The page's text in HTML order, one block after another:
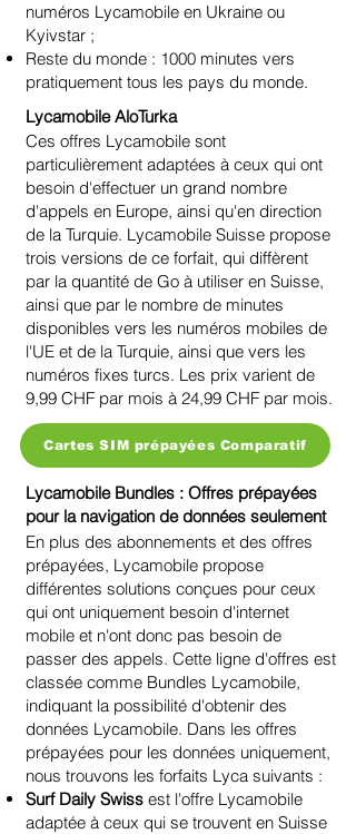
numéros Lycamobile en Ukraine ou
Kyivstar ;
Reste du monde : 1000 minutes vers
pratiquement tous les pays du monde.
Lycamobile AloTurka
Ces offres Lycamobile sont
particulièrement adaptées à ceux qui ont
besoin d'effectuer un grand nombre
d'appels en Europe, ainsi qu'en direction
de la Turquie. Lycamobile Suisse propose
trois versions de ce forfait, qui diffèrent
par la quantité de Go à utiliser en Suisse,
ainsi que par le nombre de minutes
disponibles vers les numéros mobiles de
l'UE et de la Turquie, ainsi que vers les
numéros fixes turcs. Les prix varient de
9,99 CHF par mois à 24,99 CHF par mois.
Cartes SIM prépayées Comparatif
Lycamobile Bundles : Offres prépayées
pour la navigation de données seulement
En plus des abonnements et des offres
prépayées, Lycamobile propose
différentes solutions conçues pour ceux
qui ont uniquement besoin d'internet
mobile et n'ont donc pas besoin de
passer des appels. Cette ligne d'offres est
classée comme Bundles Lycamobile,
indiquant la possibilité d'obtenir des
données Lycamobile. Dans les offres
prépayées pour les données uniquement,
nous trouvons les forfaits Lyca suivants :
Surf Daily Swiss est l'offre Lycamobile
adaptée à ceux qui se trouvent en Suisse